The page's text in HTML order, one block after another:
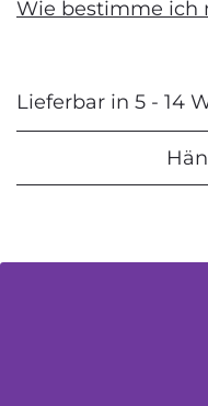
Wie bestimme ich
Lieferbar in 5 - 14